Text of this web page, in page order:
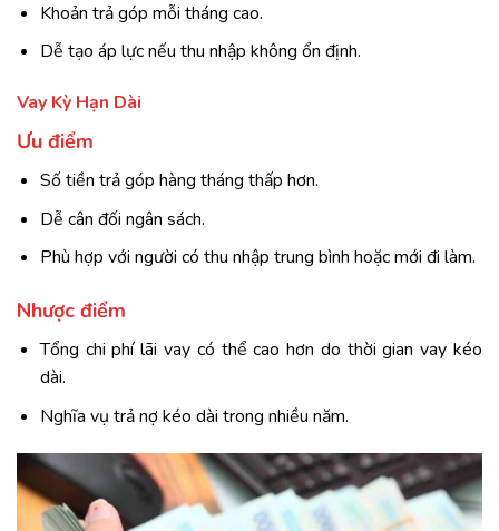
Khoản trả góp mỗi tháng cao.
Dễ tạo áp lực nếu thu nhập không ổn định.
Vay Kỳ Hạn Dài
Ưu điểm
Số tiền trả góp hàng tháng thấp hơn.
Dễ cân đối ngân sách.
Phù hợp với người có thu nhập trung bình hoặc mới đi làm.
Nhược điểm
Tổng chi phí lãi vay có thể cao hơn do thời gian vay kéo
dài.
Nghĩa vụ trả nợ kéo dài trong nhiều năm.